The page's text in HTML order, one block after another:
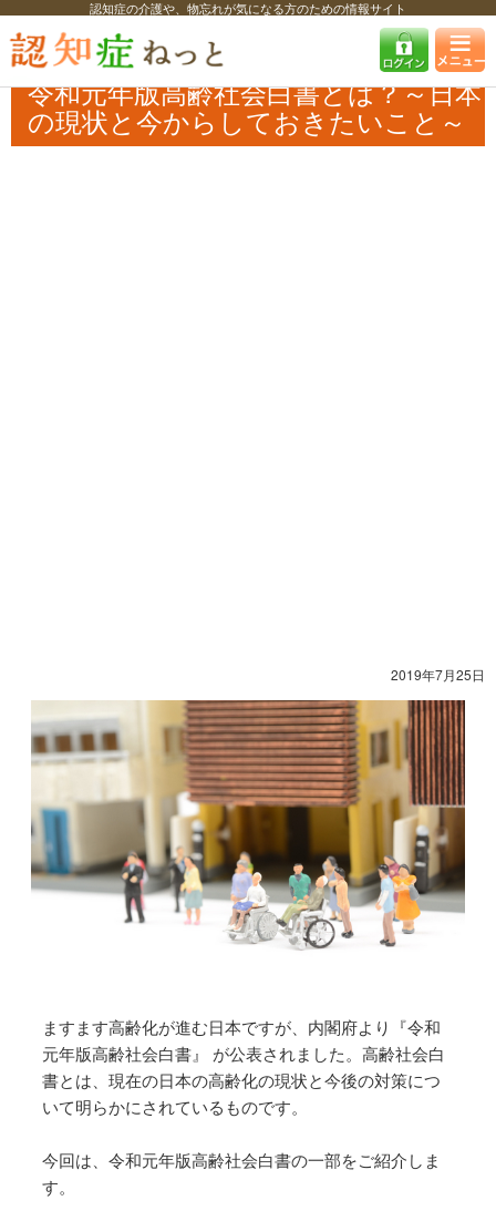
認知症の介護や、物忘れが気になる方のための情報サイト
認知症ねっと 特集・コラム・インタビュー コラム
令和元年版高齢社
会白書とは？～日本の現状と今からしておきたいこと～
令和元年版高齢社会白書とは？～日本
の現状と今からしておきたいこと～
2019年7月25日
ますます高齢化が進む日本ですが、内閣府より『令和
元年版高齢社会白書』 が公表されました。高齢社会白
書とは、現在の日本の高齢化の現状と今後の対策につ
いて明らかにされているものです。
今回は、令和元年版高齢社会白書の一部をご紹介しま
す。